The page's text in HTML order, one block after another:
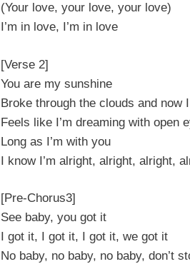
(Your love, your love, your love)
I’m in love, I’m in love
[Verse 2]
You are my sunshine
Broke through the clouds and now
Feels like I’m dreaming with open
Long as I’m with you
I know I’m alright, alright, alright,
[Pre-Chorus3]
See baby, you got it
I got it, I got it, I got it, we got it
No baby, no baby, no baby, don’t